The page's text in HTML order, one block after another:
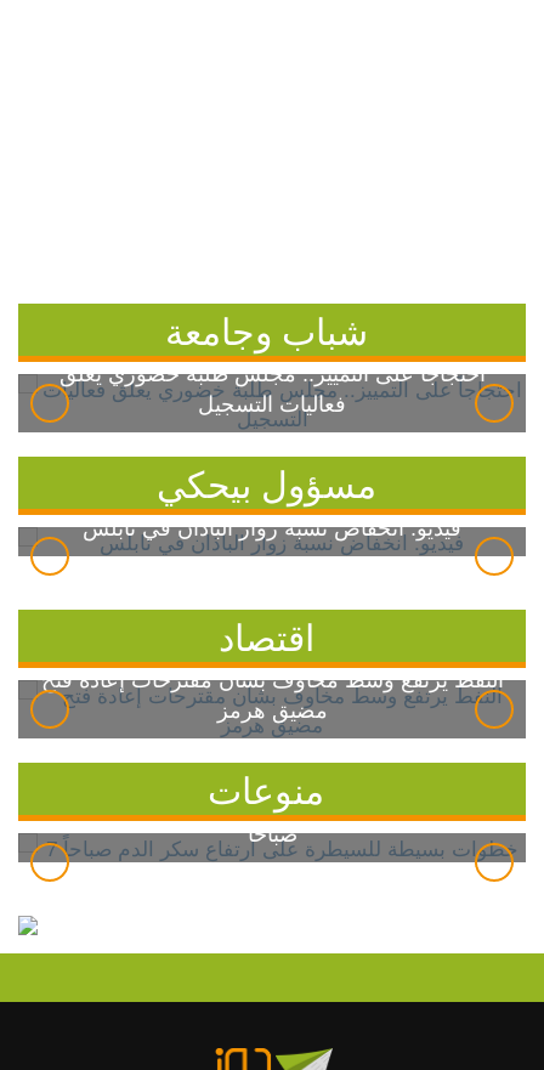
شباب وجامعة
احتجاجاً على التمييز.. مجلس طلبة خضوري يعلق
فعاليات التسجيل
مسؤول بيحكي
فيديو: انخفاض نسبة زوار الباذان في نابلس
اقتصاد
النفط يرتفع وسط مخاوف بشأن مقترحات إعادة فتح
مضيق هرمز
منوعات
7 خطوات بسيطة للسيطرة على ارتفاع سكر الدم
صباحاً